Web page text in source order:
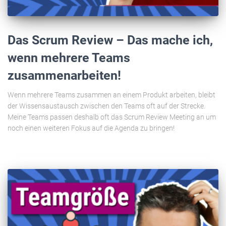
Das Scrum Review – Das mache ich,
wenn mehrere Teams
zusammenarbeiten!
Wenn mehrere Teams zusammen an einem Produkt arbeiten, bleibt
der Wissensaustausch zwischen den Teams oft auf der Strecke.
Meine Teams passen deshalb oft das Scrum Review Meeting an um
noch einen weiteren Fokus auf die Agenda zu bringen!